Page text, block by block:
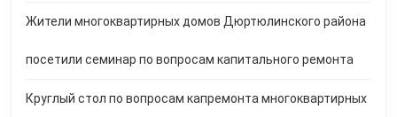
Жители многоквартирных домов Дюртюлинского района
посетили семинар по вопросам капитального ремонта
Круглый стол по вопросам капремонта многоквартирных